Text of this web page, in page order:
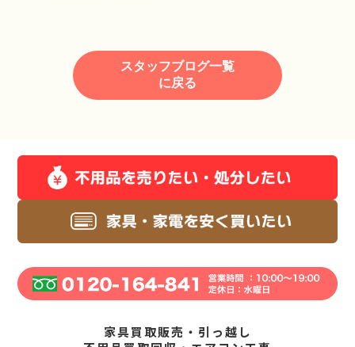
スタッフブログ一覧
に戻る
家具買取販売・引っ越し